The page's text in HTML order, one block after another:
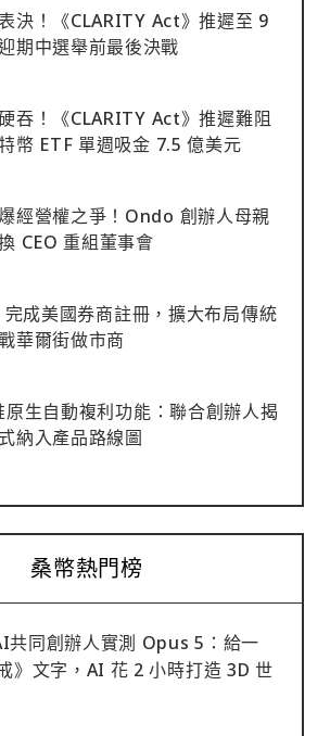
決！《CLARITY Act》推遲至 9
期中選舉前最後決戰
吞！《CLARITY Act》推遲難阻
幣 ETF 單週吸金 7.5 億美元
經營權之爭！Ondo 創辦人母親
CEO 重組董事會
成美國券商註冊，擴大布局傳統
華爾街做市商
生自動複利功能：聯合創辦人揭
納入產品路線圖
桑幣熱門榜
共同創辦人實測 Opus 5：給一
》文字，AI 花 2 小時打造 3D 世